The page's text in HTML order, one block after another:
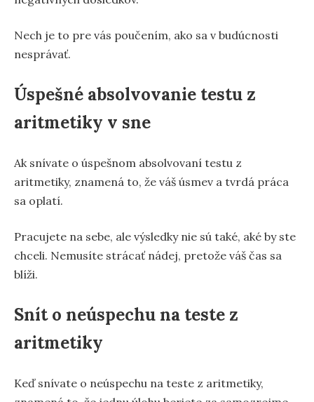
Nech je to pre vás poučením, ako sa v budúcnosti
nesprávať.
Úspešné absolvovanie testu z
aritmetiky v sne
Ak snívate o úspešnom absolvovaní testu z
aritmetiky, znamená to, že váš úsmev a tvrdá práca
sa oplatí.
Pracujete na sebe, ale výsledky nie sú také, aké by ste
chceli. Nemusíte strácať nádej, pretože váš čas sa
blíži.
Snít o neúspechu na teste z
aritmetiky
Keď snívate o neúspechu na teste z aritmetiky,